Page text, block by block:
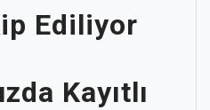
Ediliyor
Kayıtlı